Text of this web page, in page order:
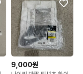
9,000원